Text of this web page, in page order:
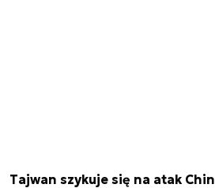
Tajwan szykuje się na atak Chin